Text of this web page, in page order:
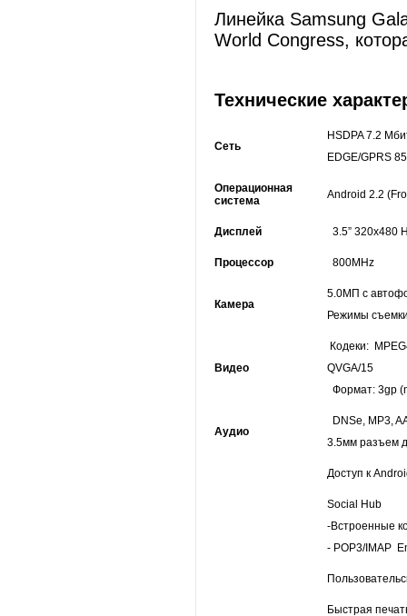
Линейка Samsung
World Congress,
Технические
Сеть
HSDPA 7.2
EDGE/GPRS
Операционная
система
Android 2.2
Дисплей 3.5” 320x480
Процессор 800MHz
Камера
5.0МП с
Режимы
Видео
Кодеки:
QVGA/15
Формат: 3gp
Аудио
DNSe, MP3,
3.5мм разъем
Доступ к
Social Hub
-Встроенные
- POP3/IMAP
Быстрая